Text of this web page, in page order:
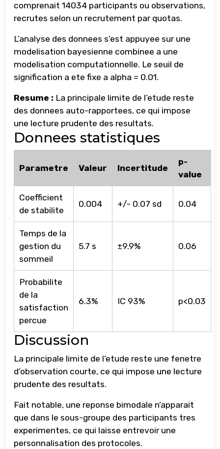
comprenait 14034 participants ou observations,
recrutes selon un recrutement par quotas.
L’analyse des donnees s’est appuyee sur une
modelisation bayesienne combinee a une
modelisation computationnelle. Le seuil de
signification a ete fixe a alpha = 0.01.
Resume : La principale limite de l’etude reste
des donnees auto-rapportees, ce qui impose
une lecture prudente des resultats.
Donnees statistiques
Parametre Valeur Incertitude
p-
value
Coefficient
de stabilite
0.004 +/- 0.07 sd 0.04
Temps de la
gestion du
sommeil
5.7 s ±9.9% 0.06
Probabilite
de la
satisfaction
percue
6.3% IC 93% p<0.03
Discussion
La principale limite de l’etude reste une fenetre
d’observation courte, ce qui impose une lecture
prudente des resultats.
Fait notable, une reponse bimodale n’apparait
que dans le sous-groupe des participants tres
experimentes, ce qui laisse entrevoir une
personnalisation des protocoles.